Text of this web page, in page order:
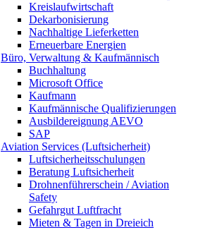
Kreislaufwirtschaft
Dekarbonisierung
Nachhaltige Lieferketten
Erneuerbare Energien
Büro, Verwaltung & Kaufmännisch
Buchhaltung
Microsoft Office
Kaufmann
Kaufmännische Qualifizierungen
Ausbildereignung AEVO
SAP
Aviation Services (Luftsicherheit)
Luftsicherheitsschulungen
Beratung Luftsicherheit
Drohnenführerschein / Aviation
Safety
Gefahrgut Luftfracht
Mieten & Tagen in Dreieich